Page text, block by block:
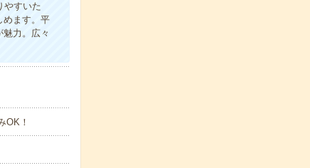
やすいた
めます。平
力。広々
OK！